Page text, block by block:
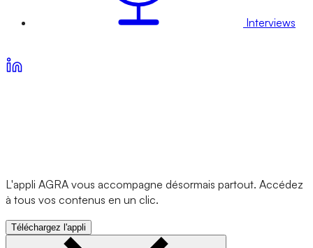
Interviews
L'appli AGRA vous accompagne désormais partout. Accédez
à tous vos contenus en un clic.
Téléchargez l'appli